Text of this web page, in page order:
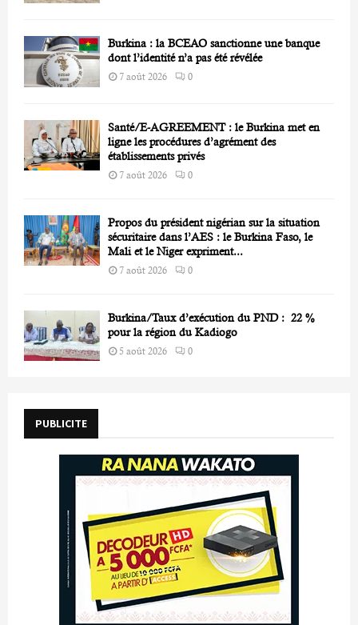
Burkina : la BCEAO sanctionne une banque
dont l’identité n’a pas été révélée
7 août 2026 0
Santé/E-AGREEMENT : le Burkina met en
ligne les procédures d’agrément des
établissements privés
7 août 2026 0
Propos du président nigérian sur la situation
sécuritaire dans l’AES : le Burkina Faso, le
Mali et le Niger expriment...
7 août 2026 0
Burkina/Taux d’exécution du PND : 22 %
pour la région du Kadiogo
5 août 2026 0
PUBLICITE